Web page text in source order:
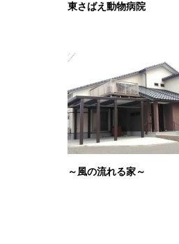
東さばえ動物病院
～風の流れる家～